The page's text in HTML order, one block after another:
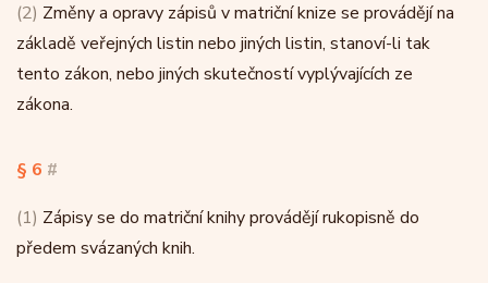
(2) Změny a opravy zápisů v matriční knize se provádějí na
základě veřejných listin nebo jiných listin, stanoví-li tak
tento zákon, nebo jiných skutečností vyplývajících ze
zákona.
§ 6 #
(1) Zápisy se do matriční knihy provádějí rukopisně do
předem svázaných knih.